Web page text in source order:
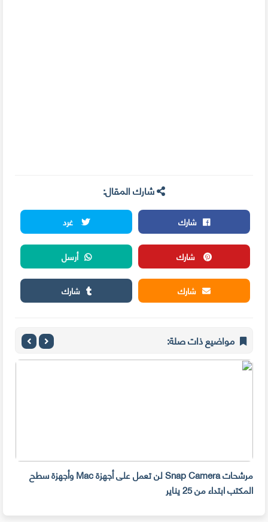
شارك المقال:
شارك
غرد
شارك
أرسل
شارك
شارك
مواضيع ذات صلة:
مرشحات Snap Camera لن تعمل على أجهزة Mac وأجهزة سطح
المكتب ابتداء من 25 يناير